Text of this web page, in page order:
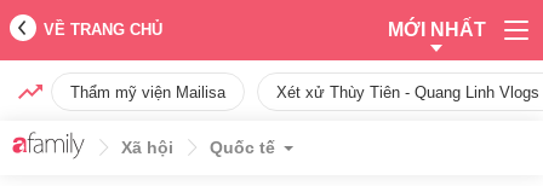
VỀ TRANG CHỦ MỚI NHẤT
Thẩm mỹ viện Mailisa Xét xử Thùy Tiên - Quang Linh
Xã hội Quốc tế